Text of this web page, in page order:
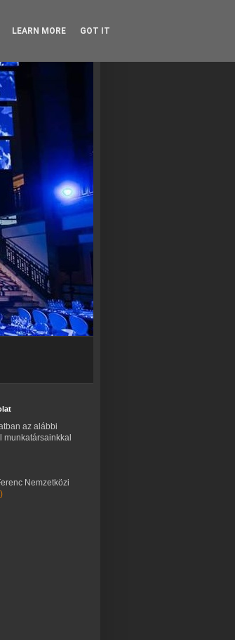
az alábbi
munkatársainkkal
Nemzetközi
LEARN MORE GOT IT